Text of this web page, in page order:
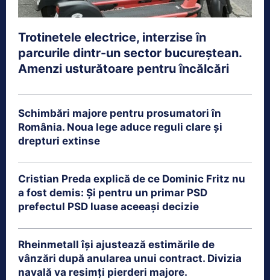
Trotinetele electrice, interzise în
parcurile dintr-un sector bucureștean.
Amenzi usturătoare pentru încălcări
Schimbări majore pentru prosumatori în
România. Noua lege aduce reguli clare și
drepturi extinse
Cristian Preda explică de ce Dominic Fritz nu
a fost demis: Și pentru un primar PSD
prefectul PSD luase aceeași decizie
Rheinmetall își ajustează estimările de
vânzări după anularea unui contract. Divizia
navală va resimți pierderi majore.